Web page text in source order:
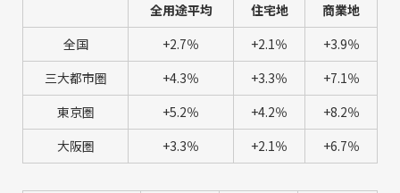
全用途平均 住宅地
商業地
全国
+2.7％ +2.1％
+3.9％
三大都市圏
+4.3％ +3.3％
+7.1％
東京圏
+5.2％ +4.2％
+8.2％
大阪圏
+3.3％ +2.1％ +6.7％